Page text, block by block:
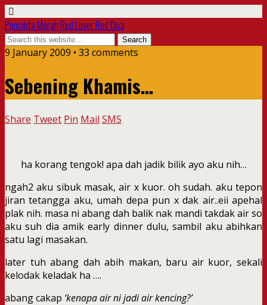
Pencinta Merah Red Lover Red Diva
9 January 2009 • 33 comments
Sebening Khamis…
Share Tweet Pin Mail SMS
ha korang tengok! apa dah jadik bilik ayo aku nih…
ngah2 aku sibuk masak, air x kuor. oh sudah. aku tepon
jiran tetangga aku, umah depa pun x dak air..eii apehal
plak nih. masa ni abang dah balik nak mandi takdak air so
aku suh dia amik early dinner dulu, sambil aku abihkan
satu lagi masakan.
later tuh abang dah abih makan, baru air kuor, sekali
kelodak keladak ha ….
abang cakap ‘kenapa air ni jadi air kencing?’